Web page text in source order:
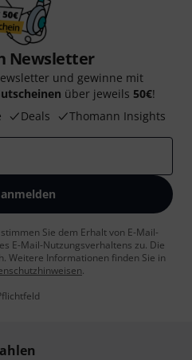
Newsletter
und gewinne mit
über jeweils 50€!
Deals Thomann Insights
Sie dem Erhalt von E-Mail-
E-Mail-Nutzungsverhaltens zu. Die
Weitere Informationen finden Sie in
.